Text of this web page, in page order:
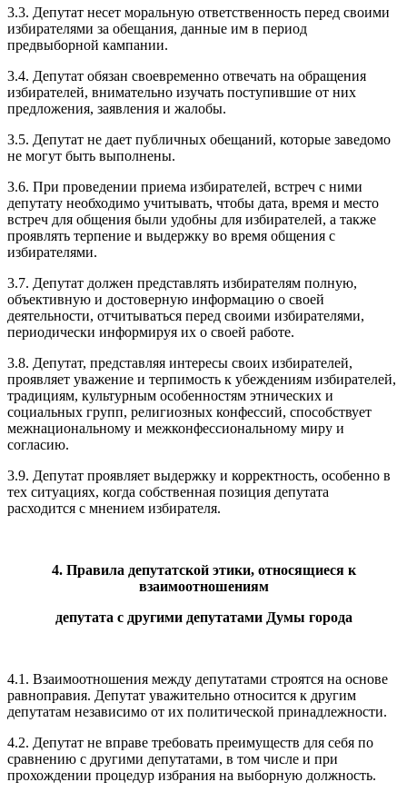
3.3. Депутат несет моральную ответственность перед своими
избирателями за обещания, данные им в период
предвыборной кампании.
3.4. Депутат обязан своевременно отвечать на обращения
избирателей, внимательно изучать поступившие от них
предложения, заявления и жалобы.
3.5. Депутат не дает публичных обещаний, которые заведомо
не могут быть выполнены.
3.6. При проведении приема избирателей, встреч с ними
депутату необходимо учитывать, чтобы дата, время и место
встреч для общения были удобны для избирателей, а также
проявлять терпение и выдержку во время общения с
избирателями.
3.7. Депутат должен представлять избирателям полную,
объективную и достоверную информацию о своей
деятельности, отчитываться перед своими избирателями,
периодически информируя их о своей работе.
3.8. Депутат, представляя интересы своих избирателей,
проявляет уважение и терпимость к убеждениям избирателей,
традициям, культурным особенностям этнических и
социальных групп, религиозных конфессий, способствует
межнациональному и межконфессиональному миру и
согласию.
3.9. Депутат проявляет выдержку и корректность, особенно в
тех ситуациях, когда собственная позиция депутата
расходится с мнением избирателя.
4. Правила депутатской этики, относящиеся к
взаимоотношениям
депутата с другими депутатами Думы города
4.1. Взаимоотношения между депутатами строятся на основе
равноправия. Депутат уважительно относится к другим
депутатам независимо от их политической принадлежности.
4.2. Депутат не вправе требовать преимуществ для себя по
сравнению с другими депутатами, в том числе и при
прохождении процедур избрания на выборную должность.